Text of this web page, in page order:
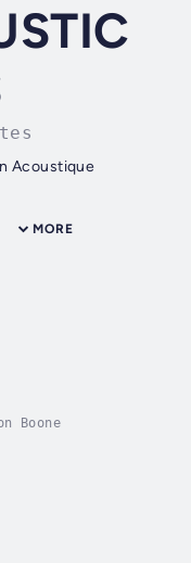
Acoustique
MORE
Boone